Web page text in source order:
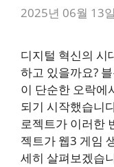
2025년 06월 13일
디지털 혁신의 시
하고 있을까요?
이 단순한 오락에
되기 시작했습니
로젝트가 이러한
젝트가 웹3 게임
세히 살펴보겠습